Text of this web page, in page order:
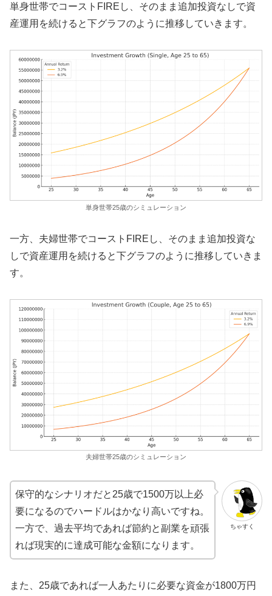
単身世帯でコーストFIREし、そのまま追加投資なしで資
産運用を続けると下グラフのように推移していきます。
単身世帯25歳のシミュレーション
一方、夫婦世帯でコーストFIREし、そのまま追加投資な
しで資産運用を続けると下グラフのように推移していきま
す。
夫婦世帯25歳のシミュレーション
ちゃすく
保守的なシナリオだと25歳で1500万以上必
要になるのでハードルはかなり高いですね。
一方で、過去平均であれば節約と副業を頑張
れば現実的に達成可能な金額になります。
また、25歳であれば一人あたりに必要な資金が1800万円